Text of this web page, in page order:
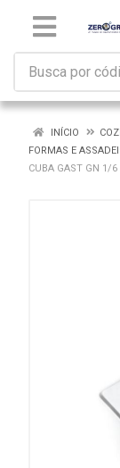
INÍCIO
FORMAS E
CUBA GAST GN 1/